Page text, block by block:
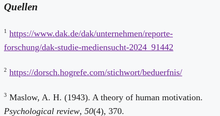
Quellen
1
https://www.dak.de/dak/unternehmen/reporte-
forschung/dak-studie-mediensucht-2024_91442
2 https://dorsch.hogrefe.com/stichwort/beduerfnis/
3 Maslow, A. H. (1943). A theory of human motivation.
Psychological review, 50(4), 370.